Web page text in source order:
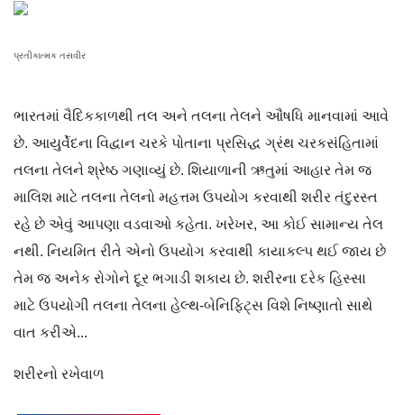
પ્રતીકાત્મક તસવીર
ભારતમાં વૈદિકકાળથી તલ અને તલના તેલને ઔષધિ માનવામાં આવે
છે. આયુર્વેદના વિદ્વાન ચરકે પોતાના પ્રસિદ્ધ ગ્રંથ ચરકસંહિતામાં
તલના તેલને શ્રેષ્ઠ ગણાવ્યું છે. શિયાળાની ઋતુમાં આહાર તેમ જ
માલિશ માટે તલના તેલનો મહત્તમ ઉપયોગ કરવાથી શરીર તંદુરસ્ત
રહે છે એવું આપણા વડવાઓ કહેતા. ખરેખર, આ કોઈ સામાન્ય તેલ
નથી. નિયમિત રીતે એનો ઉપયોગ કરવાથી કાયાકલ્પ થઈ જાય છે
તેમ જ અનેક રોગોને દૂર ભગાડી શકાય છે. શરીરના દરેક હિસ્સા
માટે ઉપયોગી તલના તેલના હેલ્થ-બેનિફિટ્સ વિશે નિષ્ણાતો સાથે
વાત કરીએ...
શરીરનો રખેવાળ